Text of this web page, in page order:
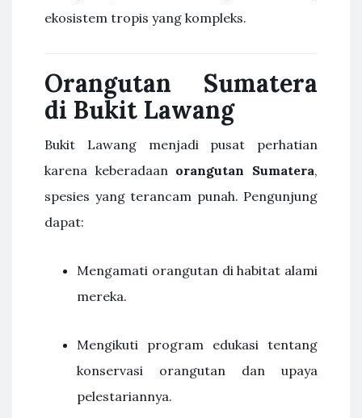
ekosistem tropis yang kompleks.
Orangutan Sumatera
di Bukit Lawang
Bukit Lawang menjadi pusat perhatian
karena keberadaan orangutan Sumatera,
spesies yang terancam punah. Pengunjung
dapat:
Mengamati orangutan di habitat alami
mereka.
Mengikuti program edukasi tentang
konservasi orangutan dan upaya
pelestariannya.